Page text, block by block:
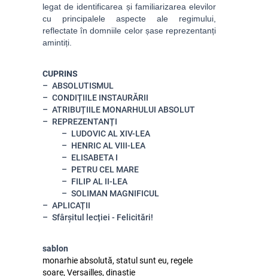
legat de identificarea și familiarizarea elevilor
cu principalele aspecte ale regimului,
reflectate în domniile celor șase reprezentanți
amintiți.
CUPRINS
ABSOLUTISMUL
CONDIȚIILE INSTAURĂRII
ATRIBUȚIILE MONARHULUI ABSOLUT
REPREZENTANȚI
LUDOVIC AL XIV-LEA
HENRIC AL VIII-LEA
ELISABETA I
PETRU CEL MARE
FILIP AL II-LEA
SOLIMAN MAGNIFICUL
APLICAȚII
Sfârșitul lecției - Felicitări!
sablon
monarhie absolută, statul sunt eu, regele
soare, Versailles, dinastie